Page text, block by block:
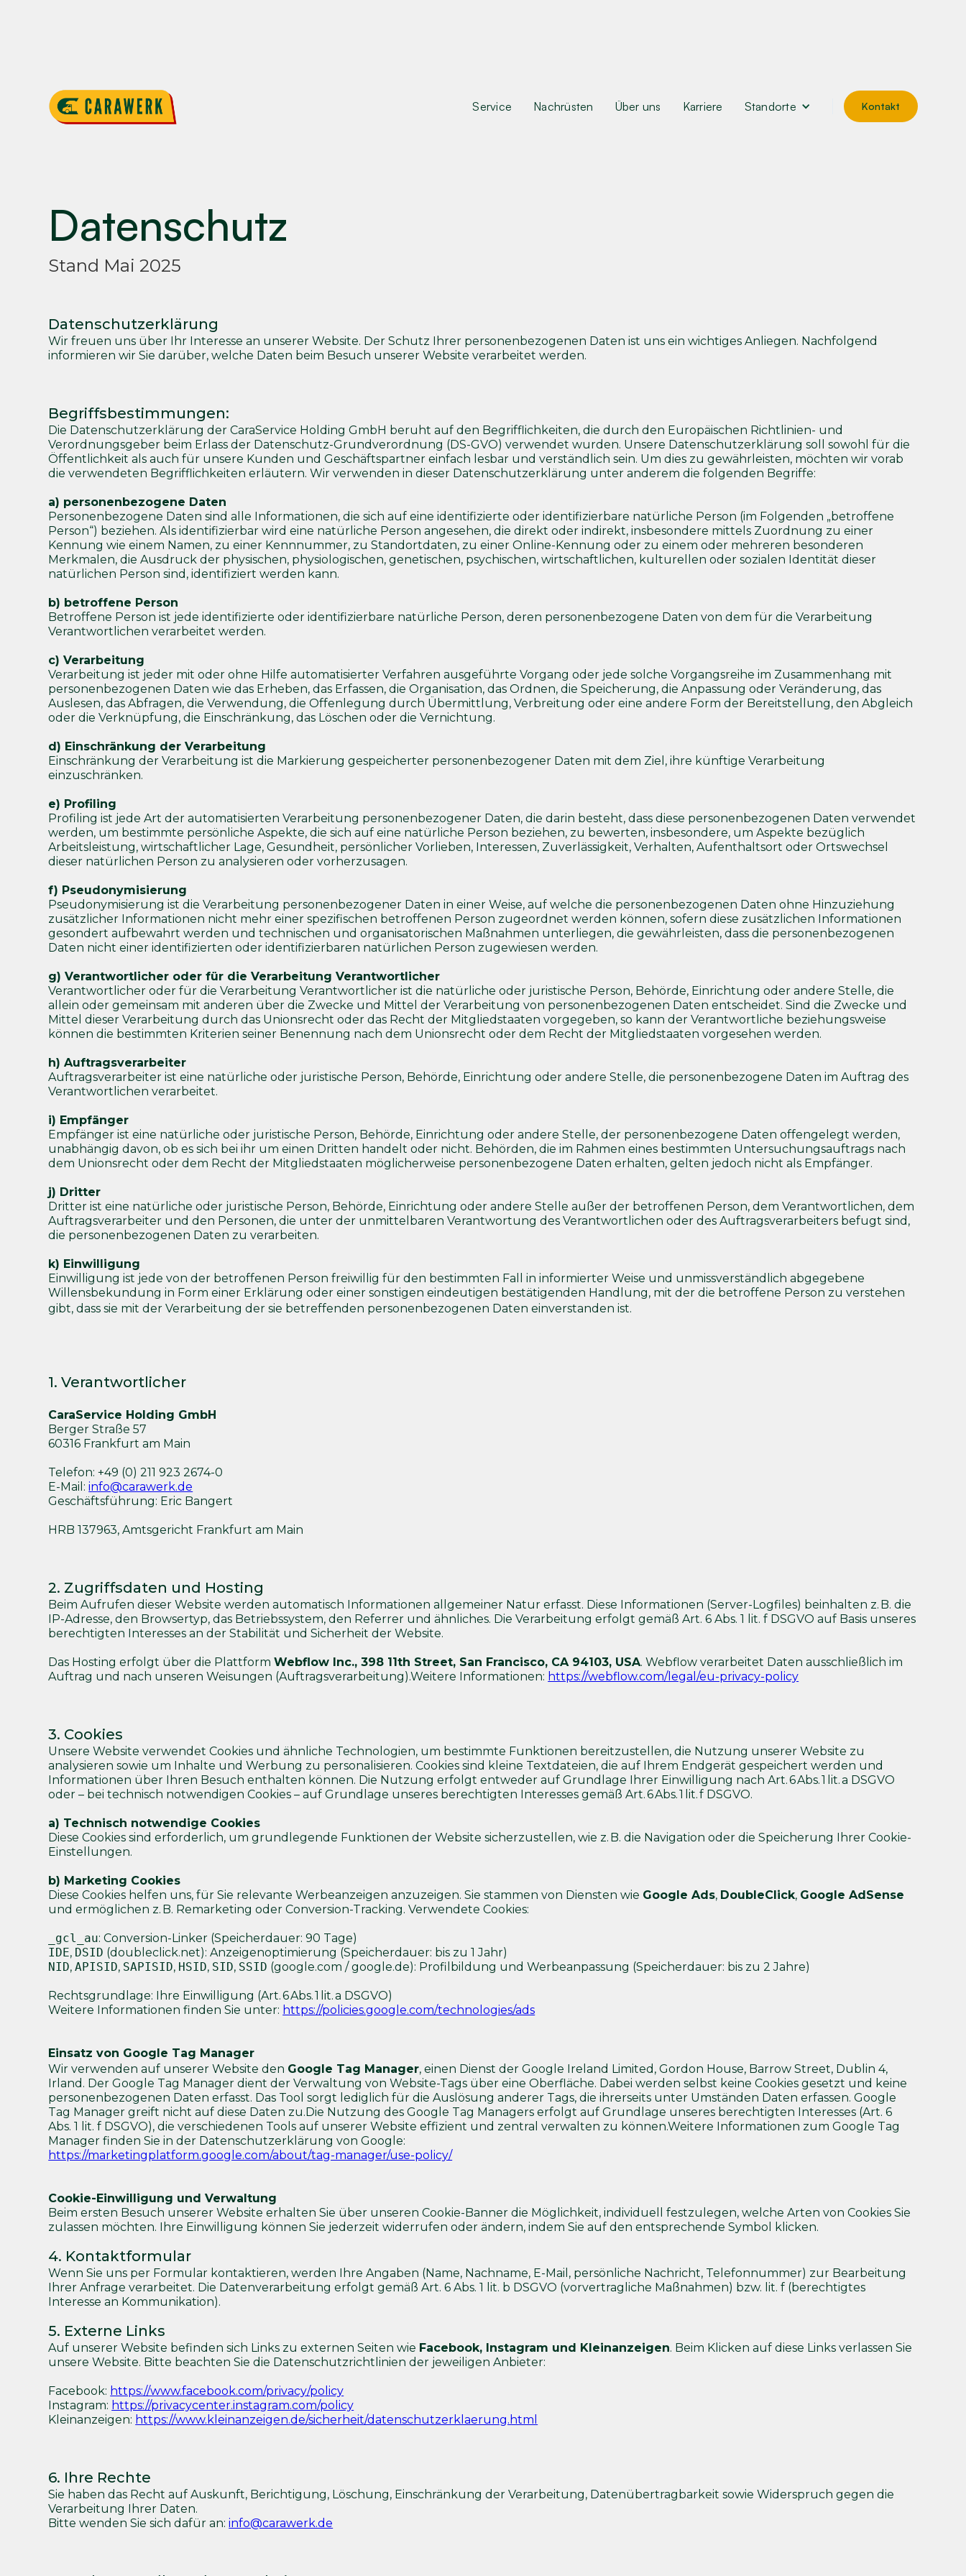
Service Nachrüsten Über uns Karriere Standorte Kontakt
Datenschutz
Stand Mai 2025
Datenschutzerklärung
Wir freuen uns über Ihr Interesse an unserer Website. Der Schutz Ihrer personenbezogenen Daten ist uns ein wichtiges Anliegen. Nachfolgend
informieren wir Sie darüber, welche Daten beim Besuch unserer Website verarbeitet werden.
Begriffsbestimmungen:
Die Datenschutzerklärung der CaraService Holding GmbH beruht auf den Begrifflichkeiten, die durch den Europäischen Richtlinien- und
Verordnungsgeber beim Erlass der Datenschutz-Grundverordnung (DS-GVO) verwendet wurden. Unsere Datenschutzerklärung soll sowohl für die
Öffentlichkeit als auch für unsere Kunden und Geschäftspartner einfach lesbar und verständlich sein. Um dies zu gewährleisten, möchten wir vorab
die verwendeten Begrifflichkeiten erläutern. Wir verwenden in dieser Datenschutzerklärung unter anderem die folgenden Begriffe:
a) personenbezogene Daten
Personenbezogene Daten sind alle Informationen, die sich auf eine identifizierte oder identifizierbare natürliche Person (im Folgenden „betroffene
Person“) beziehen. Als identifizierbar wird eine natürliche Person angesehen, die direkt oder indirekt, insbesondere mittels Zuordnung zu einer
Kennung wie einem Namen, zu einer Kennnummer, zu Standortdaten, zu einer Online-Kennung oder zu einem oder mehreren besonderen
Merkmalen, die Ausdruck der physischen, physiologischen, genetischen, psychischen, wirtschaftlichen, kulturellen oder sozialen Identität dieser
natürlichen Person sind, identifiziert werden kann.
b) betroffene Person
Betroffene Person ist jede identifizierte oder identifizierbare natürliche Person, deren personenbezogene Daten von dem für die Verarbeitung
Verantwortlichen verarbeitet werden.
c) Verarbeitung
Verarbeitung ist jeder mit oder ohne Hilfe automatisierter Verfahren ausgeführte Vorgang oder jede solche Vorgangsreihe im Zusammenhang mit
personenbezogenen Daten wie das Erheben, das Erfassen, die Organisation, das Ordnen, die Speicherung, die Anpassung oder Veränderung, das
Auslesen, das Abfragen, die Verwendung, die Offenlegung durch Übermittlung, Verbreitung oder eine andere Form der Bereitstellung, den Abgleich
oder die Verknüpfung, die Einschränkung, das Löschen oder die Vernichtung.
d) Einschränkung der Verarbeitung
Einschränkung der Verarbeitung ist die Markierung gespeicherter personenbezogener Daten mit dem Ziel, ihre künftige Verarbeitung
einzuschränken.
e) Profiling
Profiling ist jede Art der automatisierten Verarbeitung personenbezogener Daten, die darin besteht, dass diese personenbezogenen Daten verwendet
werden, um bestimmte persönliche Aspekte, die sich auf eine natürliche Person beziehen, zu bewerten, insbesondere, um Aspekte bezüglich
Arbeitsleistung, wirtschaftlicher Lage, Gesundheit, persönlicher Vorlieben, Interessen, Zuverlässigkeit, Verhalten, Aufenthaltsort oder Ortswechsel
dieser natürlichen Person zu analysieren oder vorherzusagen.
f) Pseudonymisierung
Pseudonymisierung ist die Verarbeitung personenbezogener Daten in einer Weise, auf welche die personenbezogenen Daten ohne Hinzuziehung
zusätzlicher Informationen nicht mehr einer spezifischen betroffenen Person zugeordnet werden können, sofern diese zusätzlichen Informationen
gesondert aufbewahrt werden und technischen und organisatorischen Maßnahmen unterliegen, die gewährleisten, dass die personenbezogenen
Daten nicht einer identifizierten oder identifizierbaren natürlichen Person zugewiesen werden.
g) Verantwortlicher oder für die Verarbeitung Verantwortlicher
Verantwortlicher oder für die Verarbeitung Verantwortlicher ist die natürliche oder juristische Person, Behörde, Einrichtung oder andere Stelle, die
allein oder gemeinsam mit anderen über die Zwecke und Mittel der Verarbeitung von personenbezogenen Daten entscheidet. Sind die Zwecke und
Mittel dieser Verarbeitung durch das Unionsrecht oder das Recht der Mitgliedstaaten vorgegeben, so kann der Verantwortliche beziehungsweise
können die bestimmten Kriterien seiner Benennung nach dem Unionsrecht oder dem Recht der Mitgliedstaaten vorgesehen werden.
h) Auftragsverarbeiter
Auftragsverarbeiter ist eine natürliche oder juristische Person, Behörde, Einrichtung oder andere Stelle, die personenbezogene Daten im Auftrag des
Verantwortlichen verarbeitet.
i) Empfänger
Empfänger ist eine natürliche oder juristische Person, Behörde, Einrichtung oder andere Stelle, der personenbezogene Daten offengelegt werden,
unabhängig davon, ob es sich bei ihr um einen Dritten handelt oder nicht. Behörden, die im Rahmen eines bestimmten Untersuchungsauftrags nach
dem Unionsrecht oder dem Recht der Mitgliedstaaten möglicherweise personenbezogene Daten erhalten, gelten jedoch nicht als Empfänger.
j) Dritter
Dritter ist eine natürliche oder juristische Person, Behörde, Einrichtung oder andere Stelle außer der betroffenen Person, dem Verantwortlichen, dem
Auftragsverarbeiter und den Personen, die unter der unmittelbaren Verantwortung des Verantwortlichen oder des Auftragsverarbeiters befugt sind,
die personenbezogenen Daten zu verarbeiten.
k) Einwilligung
Einwilligung ist jede von der betroffenen Person freiwillig für den bestimmten Fall in informierter Weise und unmissverständlich abgegebene
Willensbekundung in Form einer Erklärung oder einer sonstigen eindeutigen bestätigenden Handlung, mit der die betroffene Person zu verstehen
gibt, dass sie mit der Verarbeitung der sie betreffenden personenbezogenen Daten einverstanden ist.
1. Verantwortlicher
CaraService Holding GmbH
Berger Straße 57
60316 Frankfurt am Main
Telefon: +49 (0) 211 923 2674-0
E-Mail:info@carawerk.de
Geschäftsführung: Eric Bangert
HRB 137963, Amtsgericht Frankfurt am Main
2. Zugriffsdaten und Hosting
Beim Aufrufen dieser Website werden automatisch Informationen allgemeiner Natur erfasst. Diese Informationen (Server-Logfiles) beinhalten z. B. die
IP-Adresse, den Browsertyp, das Betriebssystem, den Referrer und ähnliches. Die Verarbeitung erfolgt gemäß Art. 6 Abs. 1 lit. f DSGVO auf Basis unseres
berechtigten Interesses an der Stabilität und Sicherheit der Website.
Das Hosting erfolgt über die PlattformWebflow Inc., 398 11th Street, San Francisco, CA 94103, USA. Webflow verarbeitet Daten ausschließlich im
Auftrag und nach unseren Weisungen (Auftragsverarbeitung).Weitere Informationen: https://webflow.com/legal/eu-privacy-policy
3. Cookies
Unsere Website verwendet Cookies und ähnliche Technologien, um bestimmte Funktionen bereitzustellen, die Nutzung unserer Website zu
analysieren sowie um Inhalte und Werbung zu personalisieren. Cookies sind kleine Textdateien, die auf Ihrem Endgerät gespeichert werden und
Informationen über Ihren Besuch enthalten können. Die Nutzung erfolgt entweder auf Grundlage Ihrer Einwilligung nach Art. 6 Abs. 1 lit. a DSGVO
oder – bei technisch notwendigen Cookies – auf Grundlage unseres berechtigten Interesses gemäß Art. 6 Abs. 1 lit. f DSGVO.
a) Technisch notwendige Cookies
Diese Cookies sind erforderlich, um grundlegende Funktionen der Website sicherzustellen, wie z. B. die Navigation oder die Speicherung Ihrer Cookie-
Einstellungen.
b) Marketing Cookies
Diese Cookies helfen uns, für Sie relevante Werbeanzeigen anzuzeigen. Sie stammen von Diensten wie Google Ads, DoubleClick, Google AdSense
und ermöglichen z. B. Remarketing oder Conversion-Tracking. Verwendete Cookies:
_gcl_au: Conversion-Linker (Speicherdauer: 90 Tage)
IDE, DSID (doubleclick.net): Anzeigenoptimierung (Speicherdauer: bis zu 1 Jahr)
NID,APISID, SAPISID, HSID, SID, SSID (google.com / google.de): Profilbildung und Werbeanpassung (Speicherdauer: bis zu 2 Jahre)
Rechtsgrundlage: Ihre Einwilligung (Art. 6 Abs. 1 lit. a DSGVO)
Weitere Informationen finden Sie unter: https://policies.google.com/technologies/ads
Einsatz von Google Tag Manager
Wir verwenden auf unserer Website den Google Tag Manager, einen Dienst der Google Ireland Limited, Gordon House, Barrow Street, Dublin 4,
Irland. Der Google Tag Manager dient der Verwaltung von Website-Tags über eine Oberfläche. Dabei werden selbst keine Cookies gesetzt und keine
personenbezogenen Daten erfasst. Das Tool sorgt lediglich für die Auslösung anderer Tags, die ihrerseits unter Umständen Daten erfassen. Google
Tag Manager greift nicht auf diese Daten zu.Die Nutzung des Google Tag Managers erfolgt auf Grundlage unseres berechtigten Interesses (Art. 6
Abs. 1 lit. f DSGVO), die verschiedenen Tools auf unserer Website effizient und zentral verwalten zu können.Weitere Informationen zum Google Tag
Manager finden Sie in der Datenschutzerklärung von Google:
https://marketingplatform.google.com/about/tag-manager/use-policy/
Cookie-Einwilligung und Verwaltung
Beim ersten Besuch unserer Website erhalten Sie über unseren Cookie-Banner die Möglichkeit, individuell festzulegen, welche Arten von Cookies Sie
zulassen möchten. Ihre Einwilligung können Sie jederzeit widerrufen oder ändern, indem Sie auf den entsprechende Symbol klicken.
4. Kontaktformular
Wenn Sie uns per Formular kontaktieren, werden Ihre Angaben (Name, Nachname, E-Mail, persönliche Nachricht, Telefonnummer) zur Bearbeitung
Ihrer Anfrage verarbeitet. Die Datenverarbeitung erfolgt gemäß Art. 6 Abs. 1 lit. b DSGVO (vorvertragliche Maßnahmen) bzw. lit. f (berechtigtes
Interesse an Kommunikation).
5. Externe Links
Auf unserer Website befinden sich Links zu externen Seiten wie Facebook, Instagram und Kleinanzeigen. Beim Klicken auf diese Links verlassen Sie
unsere Website. Bitte beachten Sie die Datenschutzrichtlinien der jeweiligen Anbieter:
Facebook: https://www.facebook.com/privacy/policy
Instagram: https://privacycenter.instagram.com/policy
Kleinanzeigen: https://www.kleinanzeigen.de/sicherheit/datenschutzerklaerung.html
6. Ihre Rechte
Sie haben das Recht auf Auskunft, Berichtigung, Löschung, Einschränkung der Verarbeitung, Datenübertragbarkeit sowie Widerspruch gegen die
Verarbeitung Ihrer Daten.
Bitte wenden Sie sich dafür an:info@carawerk.de